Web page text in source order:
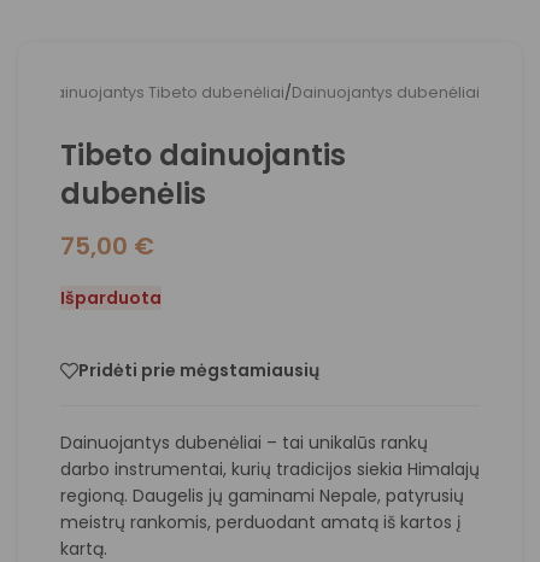
Dainuojantys Tibeto dubenėliai/Dainuojantys dubenėliai
Tibeto dainuojantis
dubenėlis
75,00 €
Išparduota
Pridėti prie mėgstamiausių
Dainuojantys dubenėliai – tai unikalūs rankų
darbo instrumentai, kurių tradicijos siekia Himalajų
regioną. Daugelis jų gaminami Nepale, patyrusių
meistrų rankomis, perduodant amatą iš kartos į
kartą.